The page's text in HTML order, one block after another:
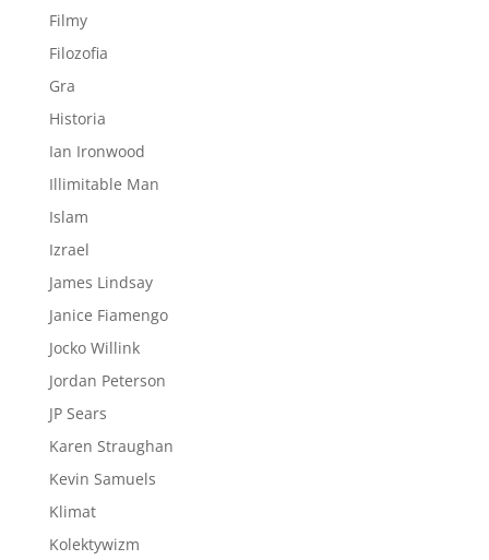
Filmy
Filozofia
Gra
Historia
Ian Ironwood
Illimitable Man
Islam
Izrael
James Lindsay
Janice Fiamengo
Jocko Willink
Jordan Peterson
JP Sears
Karen Straughan
Kevin Samuels
Klimat
Kolektywizm